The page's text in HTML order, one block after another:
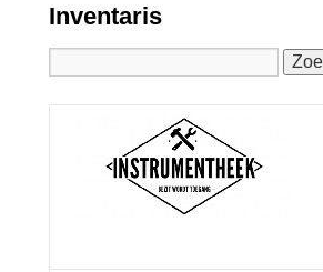
Inventaris